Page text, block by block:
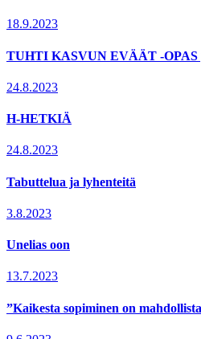
18.9.2023
TUHTI KASVUN EVÄÄT -OPAS
24.8.2023
H-HETKIÄ
24.8.2023
Tabuttelua ja lyhenteitä
3.8.2023
Unelias oon
13.7.2023
”Kaikesta sopiminen on